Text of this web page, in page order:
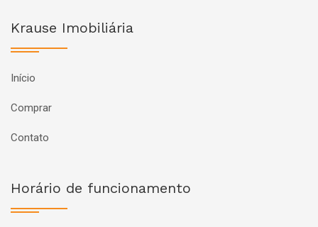
Krause Imobiliária
Início
Comprar
Contato
Horário de funcionamento